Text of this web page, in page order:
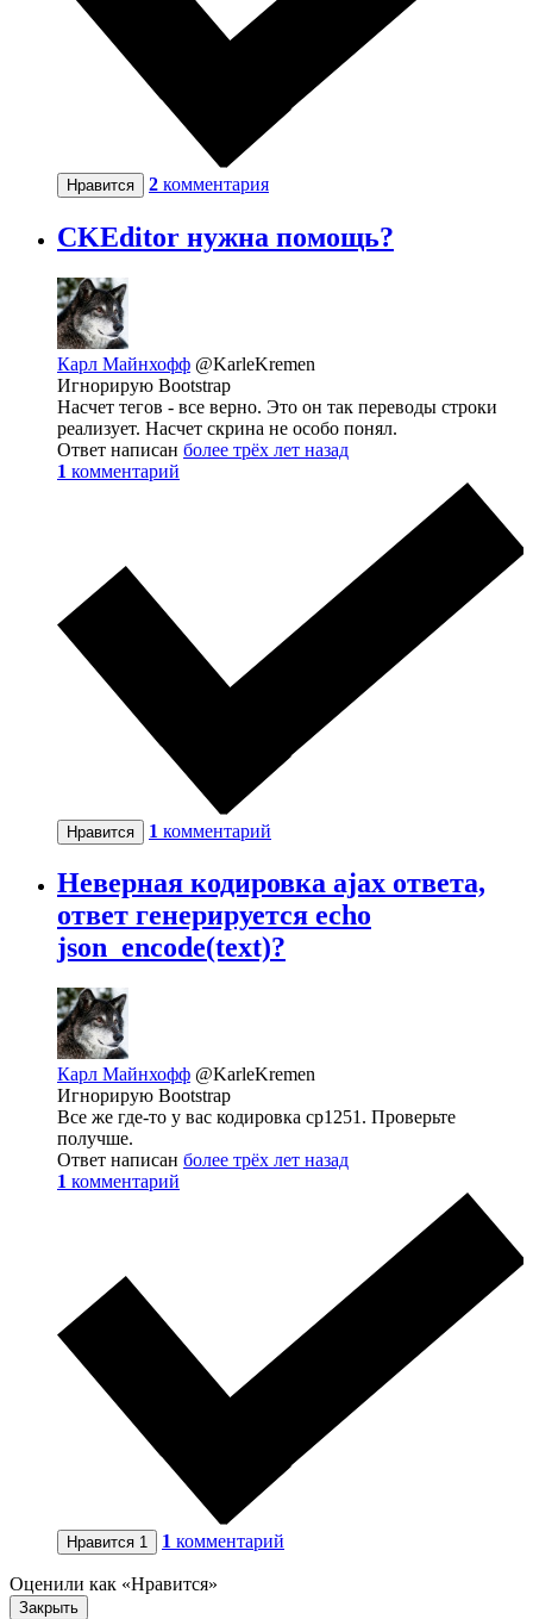
Нравится 2 комментария
CKEditor нужна помощь?
Карл Майнхофф @KarleKremen
Игнорирую Bootstrap
Насчет тегов - все верно. Это он так переводы строки
реализует. Насчет скрина не особо понял.
Ответ написан более трёх лет назад
1 комментарий
Нравится 1 комментарий
Неверная кодировка ajax ответа,
ответ генерируется echo
json_encode(text)?
Карл Майнхофф @KarleKremen
Игнорирую Bootstrap
Все же где-то у вас кодировка cp1251. Проверьте
получше.
Ответ написан более трёх лет назад
1 комментарий
Нравится 1 1 комментарий
Оценили как «Нравится»
Закрыть